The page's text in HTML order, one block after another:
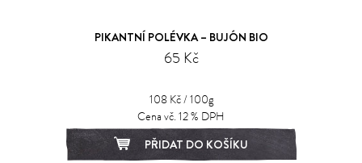
PIKANTNÍ POLÉVKA – BUJÓN BIO
65 Kč
108 Kč / 100g
Cena vč. 12 % DPH
PŘIDAT DO KOŠÍKU